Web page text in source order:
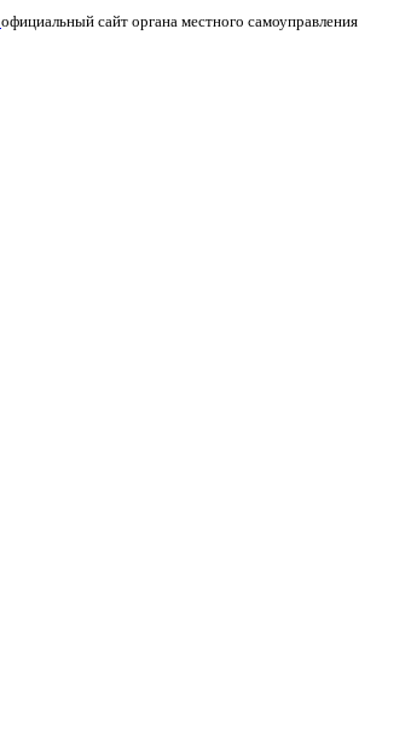
официальный сайт органа местного самоуправления